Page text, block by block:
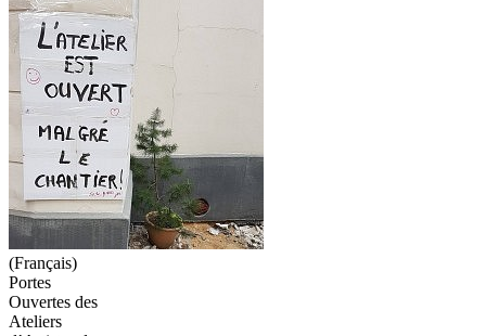
(Français)
Portes
Ouvertes des
Ateliers